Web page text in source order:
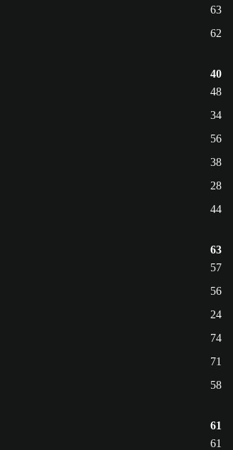
63
62
40
48
34
56
38
28
44
63
57
56
24
74
71
58
61
61